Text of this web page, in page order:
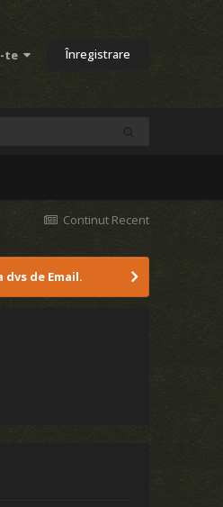
te Înregistrare
Continut Recent
de Email.